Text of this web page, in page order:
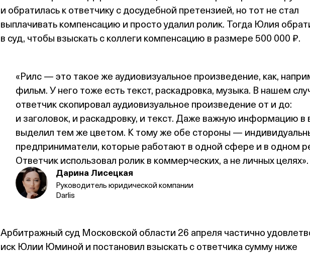
и обратилась к ответчику с досудебной претензией, но тот не стал
выплачивать компенсацию и просто удалил ролик. Тогда Юлия
в суд, чтобы взыскать с коллеги компенсацию в размере 500 000 ₽.
«Рилс — это такое же аудиовизуальное произведение, как,
фильм. У него тоже есть текст, раскадровка, музыка. В нашем
ответчик скопировал аудиовизуальное произведение от и до:
и заголовок, и раскадровку, и текст. Даже важную информацию в
выделил тем же цветом. К тому же обе стороны —
предприниматели, которые работают в одной сфере и в одном
Ответчик использовал ролик в коммерческих, а не личных целях».
Дарина Лисецкая
Руководитель юридической компании
Darlis
Арбитражный суд Московской области 26 апреля частично
иск Юлии Юминой и постановил взыскать с ответчика сумму ниже